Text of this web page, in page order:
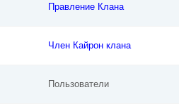
Правление Клана
Член Кайрон клана
Пользователи